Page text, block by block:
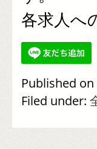
各求人へ
Published on
Filed under: